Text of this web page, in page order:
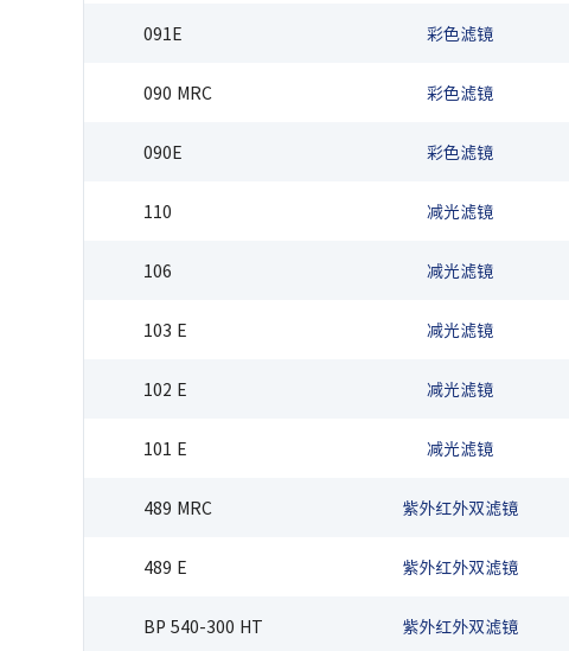
091E 彩色滤镜
090 MRC 彩色滤镜
090E 彩色滤镜
110 减光滤镜
106 减光滤镜
103 E 减光滤镜
102 E 减光滤镜
101 E 减光滤镜
489 MRC 紫外红外双滤镜
489 E 紫外红外双滤镜
BP 540-300 HT 紫外红外双滤镜